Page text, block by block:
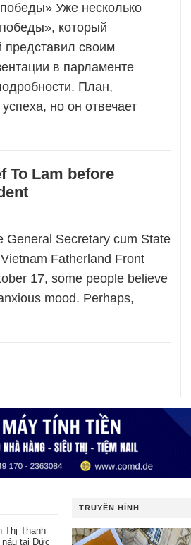
Уже несколько
который
представил своим
в парламенте
План,
но он отвечает
To Lam before
General Secretary cum State
Fatherland Front
17, some people believe
mood. Perhaps,
Thị Thanh
náu tại Đức
TRUYỀN HÌNH